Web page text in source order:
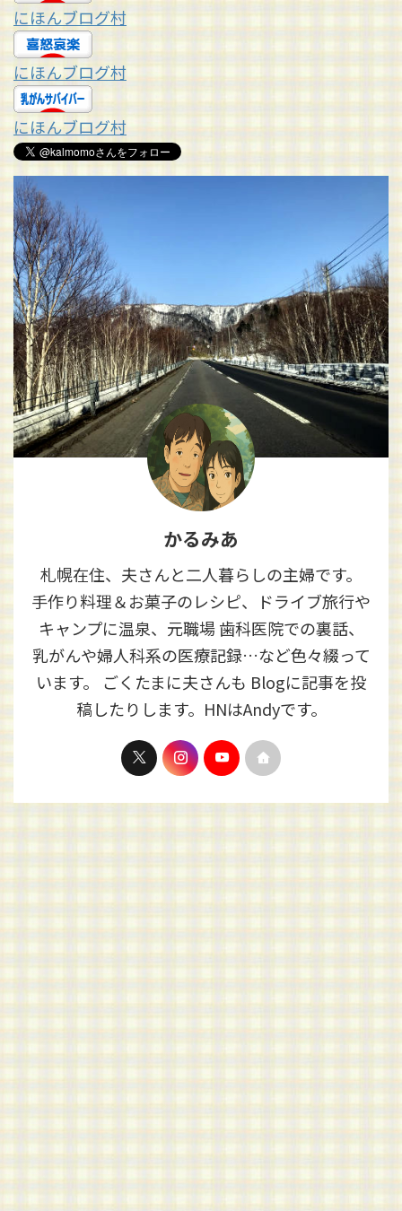
にほんブログ村
にほんブログ村
にほんブログ村
かるみあ
札幌在住、夫さんと二人暮らしの主婦です。
手作り料理＆お菓子のレシピ、ドライブ旅行や
キャンプに温泉、元職場 歯科医院での裏話、
乳がんや婦人科系の医療記録…など色々綴って
います。 ごくたまに夫さんも Blogに記事を投
稿したりします。HNはAndyです。